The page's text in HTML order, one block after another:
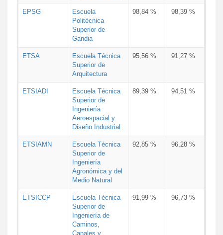
EPSG
Escuela
Politécnica
Superior de
Gandia
98,84 % 98,39 %
ETSA
Escuela Técnica
Superior de
Arquitectura
95,56 % 91,27 %
ETSIADI
Escuela Técnica
Superior de
Ingeniería
Aeroespacial y
Diseño Industrial
89,39 % 94,51 %
ETSIAMN
Escuela Técnica
Superior de
Ingeniería
Agronómica y del
Medio Natural
92,85 % 96,28 %
ETSICCP
Escuela Técnica
Superior de
Ingeniería de
Caminos,
Canales y
91,99 % 96,73 %